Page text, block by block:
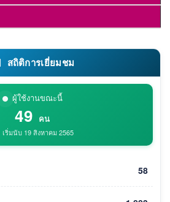
สถิติการเยี่ยมชม
ผู้ใช้งานขณะนี้
49 คน
เริ่มนับ 19 สิงหาคม 2565
58